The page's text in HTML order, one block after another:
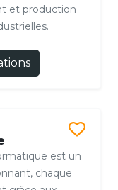
et production
est un
chaque